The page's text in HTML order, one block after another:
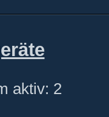
aktiv: 2